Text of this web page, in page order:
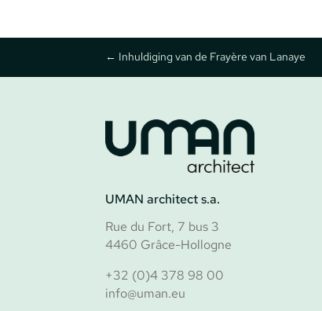
← Inhuldiging van de Frayère van Lanaye
UMAN architect s.a.
Rue du Fort, 7 bus 3
4460 Grâce-Hollogne
+32 (0)4 378 98 00
info@uman.eu